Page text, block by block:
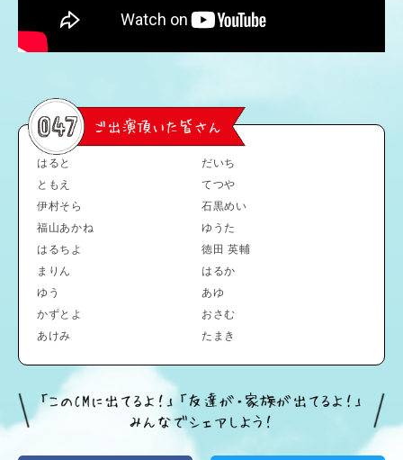
はると
だいち
ともえ
てつや
伊村そら
石黒めい
福山あかね
ゆうた
はるちよ
徳田 英輔
まりん
はるか
ゆう
あゆ
かずとよ
おさむ
あけみ
たまき